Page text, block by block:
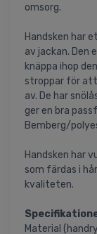
omsorg.
Handsken har
av jackan. Den
knäppa ihop
stroppar för att
av. De har
ger en bra
Bemberg/
Handsken har
som färdas i
kvaliteten.
Material